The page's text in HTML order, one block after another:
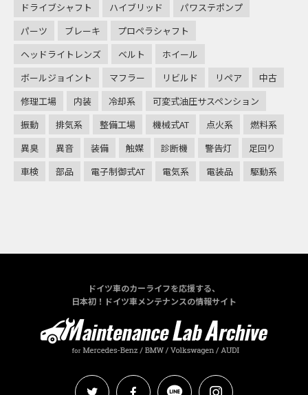
ドライブシャフト
ハイブリッド
パワステポンプ
パーツ
ブレーキ
プロペラシャフト
ヘッドライトレンズ
ベルト
ホイール
ボールジョイント
マフラー リビルド リペア
中古
修理工場
内装 冷却系
可変式油圧サスペンション
振動
排気系 整備工場 機械式AT 点火系
燃料系
異臭
異音 装備 触媒 診断機 警告灯
足回り
車検
部品 電子制御式AT 電気系 電装品 駆動系
ドイツ車のカーライフを応援する、
日本初！ドイツ車メンテナンスの情報サイト